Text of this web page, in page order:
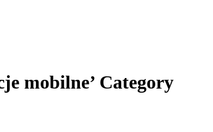
mobilne’ Category